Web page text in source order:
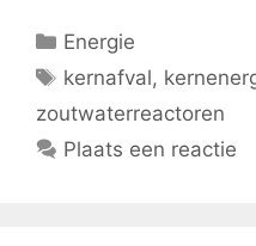
Categorieën
Energie
Tags
kernafval,
zoutwaterreactoren
Plaats een reactie